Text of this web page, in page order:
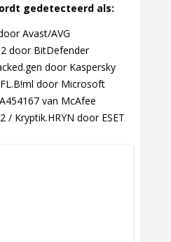
gedetecteerd als:
Avast/AVG
door BitDefender
door Kaspersky
door Microsoft
van McAfee
/ Kryptik.HRYN door ESET